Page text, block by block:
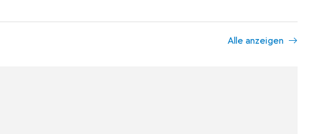
Alle anzeigen